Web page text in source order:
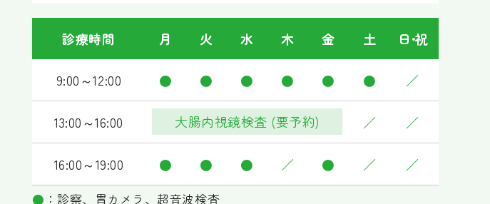
● ：診察、胃カメラ、超音波検査
診療時間 月 火 水 木 金 土 日･祝
9:00～12:00 ● ● ● ● ● ● ／
13:00～16:00 大腸内視鏡検査 (要予約) ／ ／
16:00～19:00 ● ● ● ／ ● ／ ／